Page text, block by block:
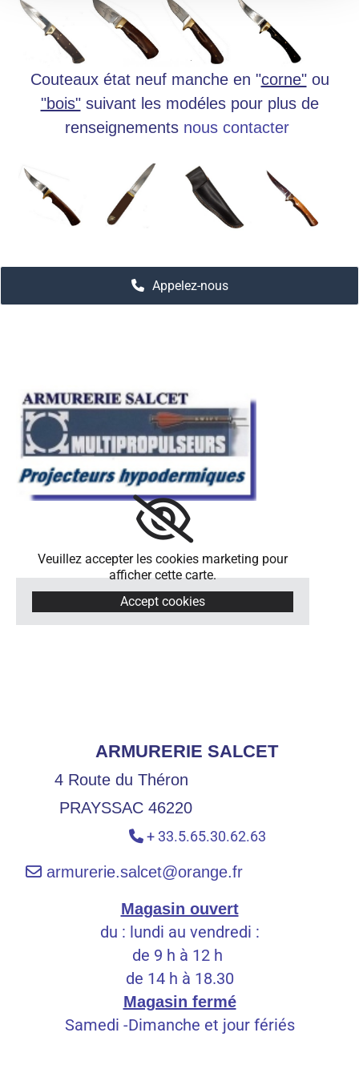
Couteaux état neuf manche en "corne"ou
"bois"suivant les modéles pour plus de
renseignements nous contacter
Appelez-nous
Veuillez accepter les cookies marketing pour
afficher cette carte.
Accept cookies
ARMURERIE SALCET
4 Route du Théron
PRAYSSAC 46220
 + 33.5.65.30.62.63
 armurerie.salcet@orange.fr
Magasin ouvert
du : lundi au vendredi :
de 9 h à 12 h
de 14 h à 18.30
Magasin fermé
Samedi -Dimanche et jour fériés